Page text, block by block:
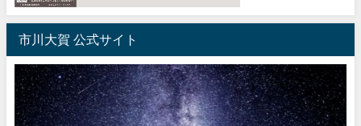
市川大賀 公式サイト